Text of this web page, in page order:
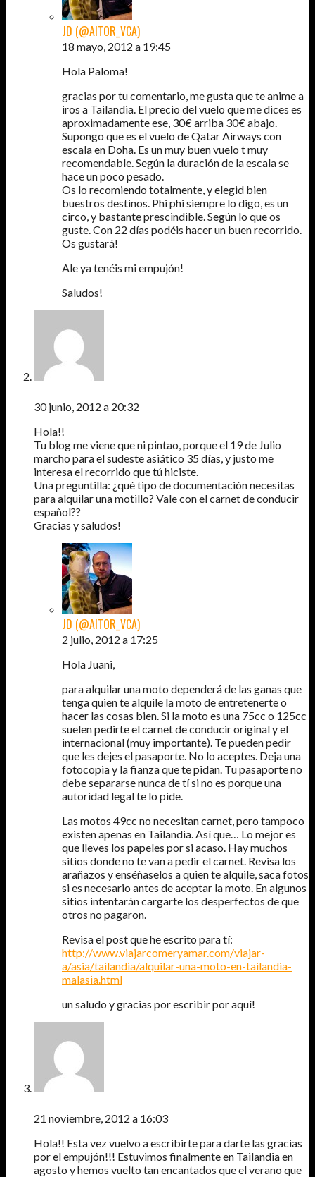
JD (@AITOR_VCA)
18 mayo, 2012 a 19:45
Hola Paloma!
gracias por tu comentario, me gusta que te anime a
iros a Tailandia. El precio del vuelo que me dices es
aproximadamente ese, 30€ arriba 30€ abajo.
Supongo que es el vuelo de Qatar Airways con
escala en Doha. Es un muy buen vuelo t muy
recomendable. Según la duración de la escala se
hace un poco pesado.
Os lo recomiendo totalmente, y elegid bien
buestros destinos. Phi phi siempre lo digo, es un
circo, y bastante prescindible. Según lo que os
guste. Con 22 días podéis hacer un buen recorrido.
Os gustará!
Ale ya tenéis mi empujón!
Saludos!
30 junio, 2012 a 20:32
Hola!!
Tu blog me viene que ni pintao, porque el 19 de Julio
marcho para el sudeste asiático 35 días, y justo me
interesa el recorrido que tú hiciste.
Una preguntilla: ¿qué tipo de documentación necesitas
para alquilar una motillo? Vale con el carnet de conducir
español??
Gracias y saludos!
JD (@AITOR_VCA)
2 julio, 2012 a 17:25
Hola Juani,
para alquilar una moto dependerá de las ganas que
tenga quien te alquile la moto de entretenerte o
hacer las cosas bien. Si la moto es una 75cc o 125cc
suelen pedirte el carnet de conducir original y el
internacional (muy importante). Te pueden pedir
que les dejes el pasaporte. No lo aceptes. Deja una
fotocopia y la fianza que te pidan. Tu pasaporte no
debe separarse nunca de tí si no es porque una
autoridad legal te lo pide.
Las motos 49cc no necesitan carnet, pero tampoco
existen apenas en Tailandia. Así que… Lo mejor es
que lleves los papeles por si acaso. Hay muchos
sitios donde no te van a pedir el carnet. Revisa los
arañazos y enséñaselos a quien te alquile, saca fotos
si es necesario antes de aceptar la moto. En algunos
sitios intentarán cargarte los desperfectos de que
otros no pagaron.
Revisa el post que he escrito para tí:
http://www.viajarcomeryamar.com/viajar-
a/asia/tailandia/alquilar-una-moto-en-tailandia-
malasia.html
un saludo y gracias por escribir por aquí!
21 noviembre, 2012 a 16:03
Hola!! Esta vez vuelvo a escribirte para darte las gracias
por el empujón!!! Estuvimos finalmente en Tailandia en
agosto y hemos vuelto tan encantados que el verano que